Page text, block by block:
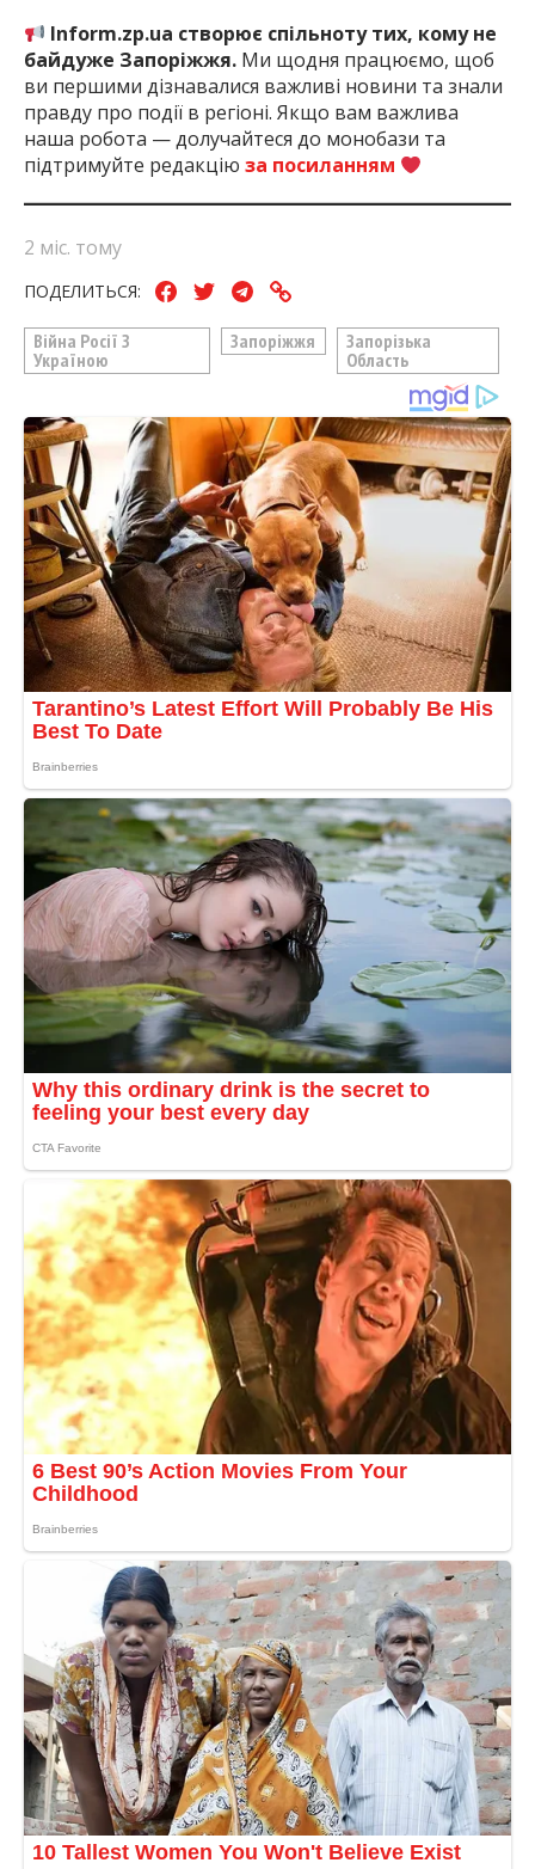
Inform.zp.ua створює спільноту тих, кому не
байдуже Запоріжжя. Ми щодня працюємо, щоб
ви першими дізнавалися важливі новини та знали
правду про події в регіоні. Якщо вам важлива
наша робота — долучайтеся до монобази та
підтримуйте редакцію за посиланням
2 міс. тому
ПОДЕЛИТЬСЯ:
Війна Росії З
Україною
Запоріжжя
Запорізька
Область